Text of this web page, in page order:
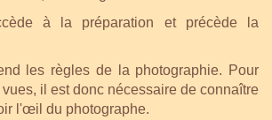
à la préparation et précède la
les règles de la photographie. Pour
il est donc nécessaire de connaître
l'œil du photographe.